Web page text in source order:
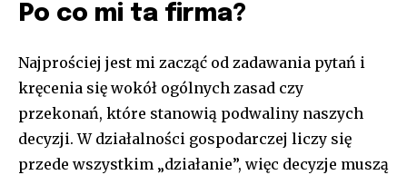
Po co mi ta firma?
Najprościej jest mi zacząć od zadawania pytań i
kręcenia się wokół ogólnych zasad czy
przekonań, które stanowią podwaliny naszych
decyzji. W działalności gospodarczej liczy się
przede wszystkim „działanie”, więc decyzje muszą